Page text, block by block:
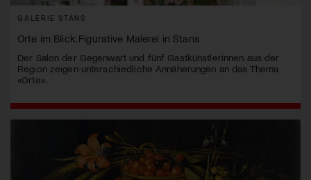
GALERIE STANS
Orte im Blick: Figurative Malerei in Stans
Der Salon der Gegenwart und fünf Gastkünstlerinnen aus der
Region zeigen unterschiedliche Annäherungen an das Thema
«Orte».